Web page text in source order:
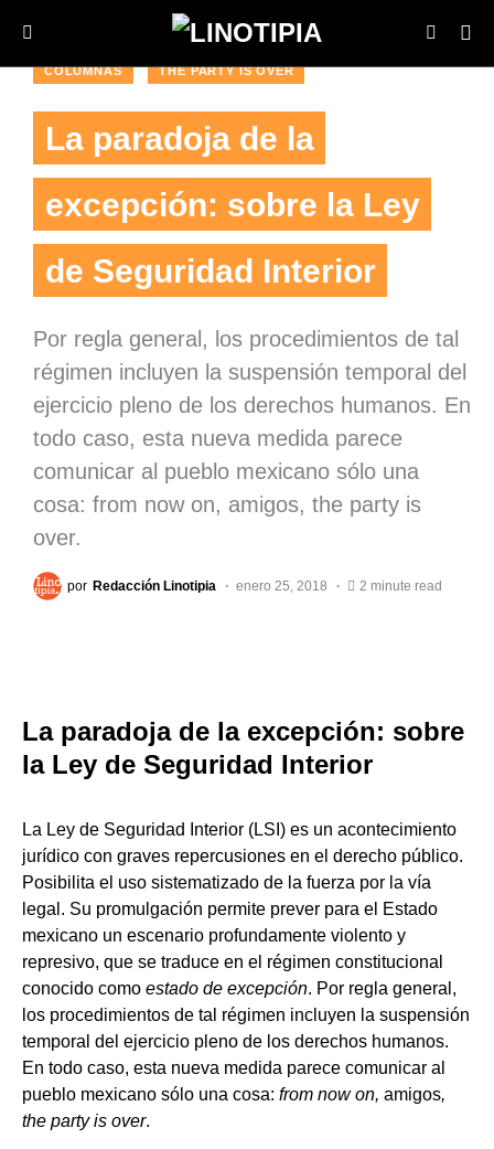
COLUMNAS THE PARTY IS OVER
La paradoja de la
excepción: sobre la Ley
de Seguridad Interior
Por regla general, los procedimientos de tal
régimen incluyen la suspensión temporal del
ejercicio pleno de los derechos humanos. En
todo caso, esta nueva medida parece
comunicar al pueblo mexicano sólo una
cosa: from now on, amigos, the party is
over.
por Redacción Linotipia enero 25, 2018 2 minute read
La paradoja de la excepción: sobre
la Ley de Seguridad Interior
La Ley de Seguridad Interior (LSI) es un acontecimiento
jurídico con graves repercusiones en el derecho público.
Posibilita el uso sistematizado de la fuerza por la vía
legal. Su promulgación permite prever para el Estado
mexicano un escenario profundamente violento y
represivo, que se traduce en el régimen constitucional
conocido como estado de excepción. Por regla general,
los procedimientos de tal régimen incluyen la suspensión
temporal del ejercicio pleno de los derechos humanos.
En todo caso, esta nueva medida parece comunicar al
pueblo mexicano sólo una cosa: from now on, amigos,
the party is over.